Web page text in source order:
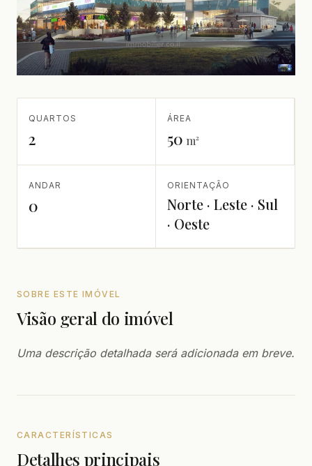
QUARTOS
2
ÁREA
50 m²
ANDAR
0
ORIENTAÇÃO
Norte · Leste · Sul
· Oeste
SOBRE ESTE IMÓVEL
Visão geral do imóvel
Uma descrição detalhada será adicionada em breve.
CARACTERÍSTICAS
Detalhes principais